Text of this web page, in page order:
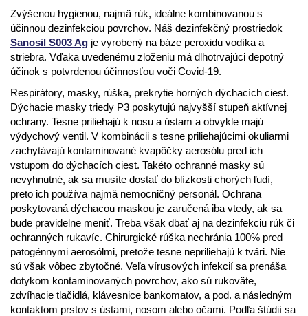
Zvýšenou hygienou, najmä rúk, ideálne kombinovanou s
účinnou dezinfekciou povrchov. Náš dezinfekčný prostriedok
Sanosil S003 Ag je vyrobený na báze peroxidu vodíka a
striebra. Vďaka uvedenému zloženiu má dlhotrvajúci depotný
účinok s potvrdenou účinnosťou voči Covid-19.
Respirátory, masky, rúška, prekrytie horných dýchacích ciest.
Dýchacie masky triedy P3 poskytujú najvyšší stupeň aktívnej
ochrany. Tesne priliehajú k nosu a ústam a obvykle majú
výdychový ventil. V kombinácii s tesne priliehajúcimi okuliarmi
zachytávajú kontaminované kvapôčky aerosólu pred ich
vstupom do dýchacích ciest. Takéto ochranné masky sú
nevyhnutné, ak sa musíte dostať do blízkosti chorých ľudí,
preto ich používa najmä nemocničný personál. Ochrana
poskytovaná dýchacou maskou je zaručená iba vtedy, ak sa
bude pravidelne meniť. Treba však dbať aj na dezinfekciu rúk či
ochranných rukavíc. Chirurgické rúška nechránia 100% pred
patogénnymi aerosólmi, pretože tesne nepriliehajú k tvári. Nie
sú však vôbec zbytočné. Veľa vírusových infekcií sa prenáša
dotykom kontaminovaných povrchov, ako sú rukoväte,
zdvíhacie tlačidlá, klávesnice bankomatov, a pod. a následným
kontaktom prstov s ústami, nosom alebo očami. Podľa štúdií sa